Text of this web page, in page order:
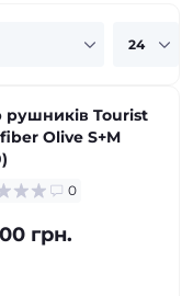
рушників Tourist
Olive S+M
0
грн.